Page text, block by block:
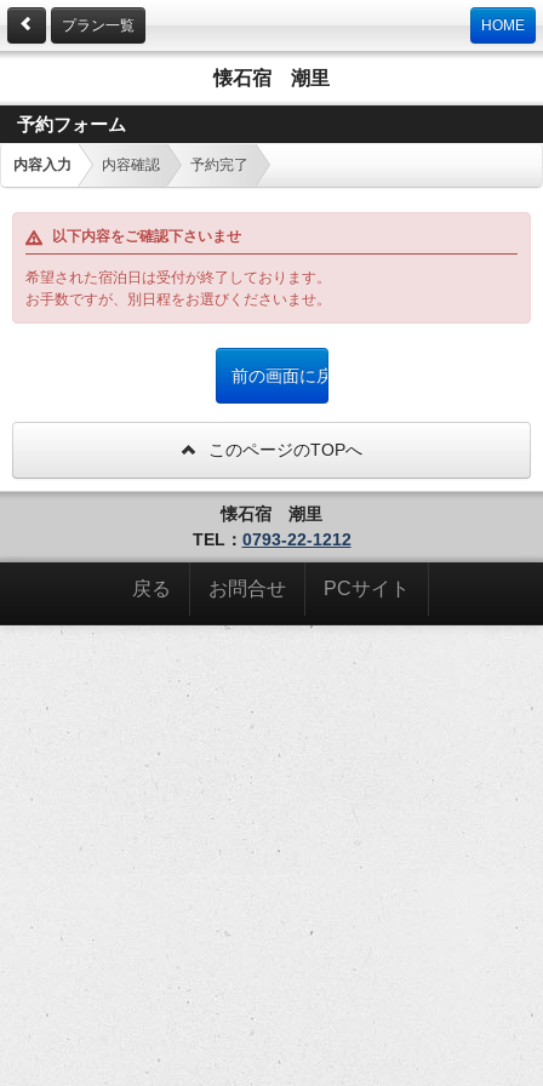
プラン一覧 HOME
懐石宿 潮里
予約フォーム
内容入力 内容確認 予約完了
以下内容をご確認下さいませ
希望された宿泊日は受付が終了しております。
お手数ですが、別日程をお選びくださいませ。
このページのTOPへ
懐石宿 潮里
TEL： 0793-22-1212
戻る お問合せ PCサイト